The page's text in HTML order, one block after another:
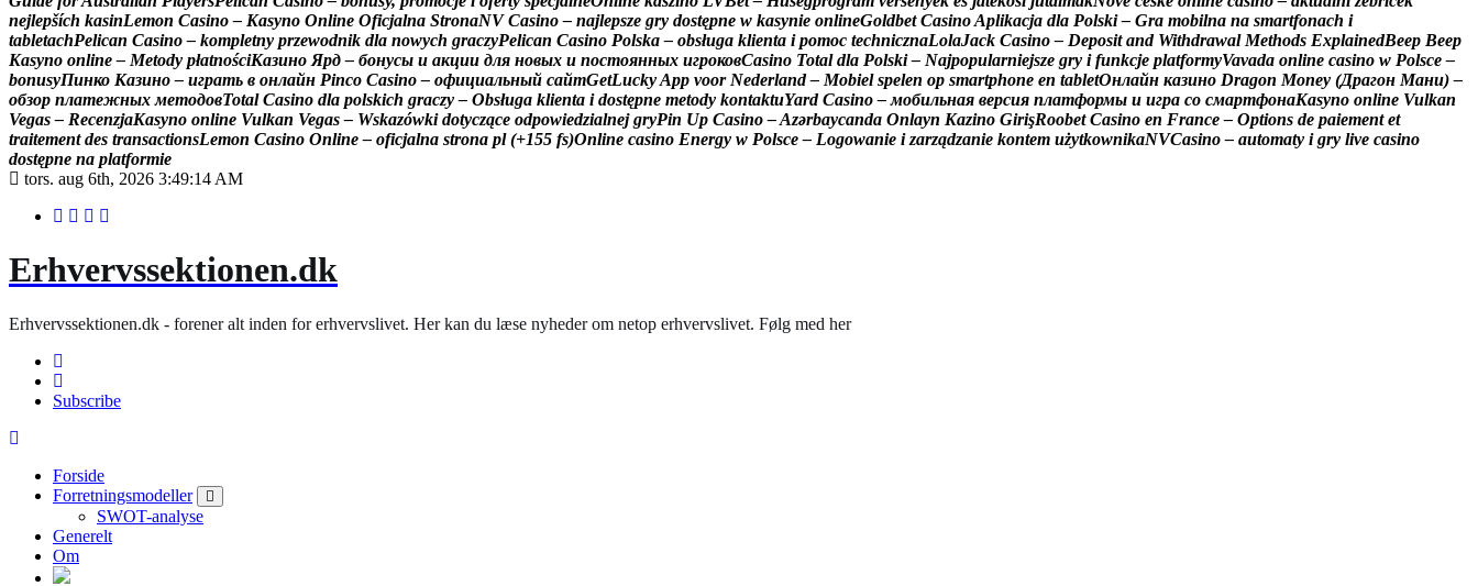
nejlepších kasinLemon Casino – Kasyno Online Oficjalna StronaNV Casino – najlepsze gry dostępne w kasynie onlineGoldbet CasinoAplikacja dla Polski – Gra mobilna na smartfonach i
tabletachPelican Casino – kompletny przewodnik dla nowych graczyPelican Casino Polska – obsługa klienta i pomoc technicznaLolaJack Casino – Deposit and Withdrawal Methods ExplainedBeep Beep
Kasyno online – Metody płatnościКазино Ярд – бонусы и акции для новых и постоянных игроковCasino Total dla Polski – Najpopularniejsze gry i funkcje platformyVavada online casino w Polsce –
bonusyПинко Казино – играть в онлайн Pinco Casino – официальный сайтGetLuckyApp voor Nederland – Mobiel spelen op smartphone en tabletОнлайн казино Dragon Money (Драгон Мани) –
обзор платежных методовTotal Casino dla polskich graczy – Obsługa klienta i dostępne metody kontaktuYard Casino – мобильная версия платформы и игра со смартфонаKasyno online Vulkan
Vegas – RecenzjaKasyno online Vulkan Vegas – Wskazówki dotyczące odpowiedzialnej gryPin Up Casino –Azərbaycanda Onlayn Kazino GirişRoobet Casino en France – Options de paiement et
traitement des transactionsLemon Casino Online – oficjalna strona pl (+155 fs)Online casino Energy w Polsce – Logowanie i zarządzanie kontem użytkownikaNVCasino – automaty i gry live casino
dostępne na platformie
tors. aug 6th, 2026 3:49:15 AM
Erhvervssektionen.dk
Erhvervssektionen.dk - forener alt inden for erhvervslivet. Her kan du læse nyheder om netop erhvervslivet. Følg med her
Subscribe
Forside
Forretningsmodeller
SWOT-analyse
Generelt
Om